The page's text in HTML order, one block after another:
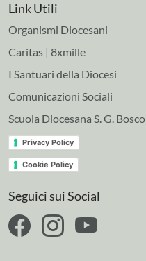
Link Utili
Organismi Diocesani
Caritas | 8xmille
I Santuari della Diocesi
Comunicazioni Sociali
Scuola Diocesana S. G. Bosco
Privacy Policy
Cookie Policy
Seguici sui Social